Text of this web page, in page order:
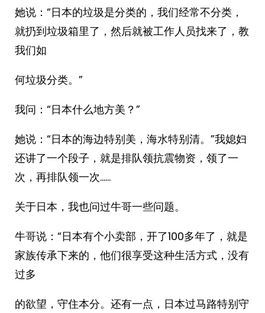
她说：“日本的垃圾是分类的，我们经常不分类，
就扔到垃圾箱里了，然后就被工作人员找来了，教
我们如
何垃圾分类。”
我问：“日本什么地方美？”
她说：“日本的海边特别美，海水特别清。”我媳妇
还讲了一个段子，就是排队领抗震物资，领了一
次，再排队领一次……
关于日本，我也问过牛哥一些问题。
牛哥说：“日本有个小卖部，开了100多年了，就是
家族传承下来的，他们很享受这种生活方式，没有
过多
的欲望，守住本分。还有一点，日本过马路特别守